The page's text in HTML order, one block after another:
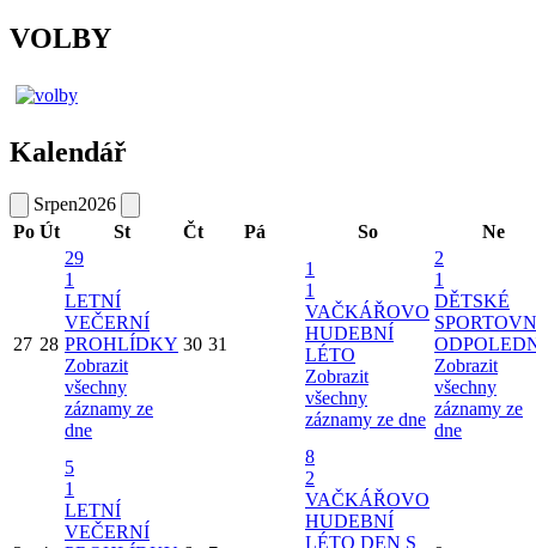
VOLBY
Kalendář
Srpen2026
Po Út St Čt Pá So Ne
27 28
29
1
LETNÍ
VEČERNÍ
PROHLÍDKY
Zobrazit
všechny
záznamy ze
dne
30 31
1
1
VAČKÁŘOVO
HUDEBNÍ
LÉTO
Zobrazit
všechny
záznamy ze dne
2
1
DĚTSKÉ
Zobrazit
všechny
záznamy ze
dne
5
1
LETNÍ
VEČERNÍ
8
2
VAČKÁŘOVO
HUDEBNÍ
LÉTO DEN S